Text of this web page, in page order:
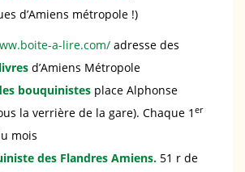
d’Amiens métropole !)
a-lire.com/ adresse des
d’Amiens Métropole
bouquinistes place Alphonse
la verrière de la gare). Chaque 1 er
mois
des Flandres Amiens. 51 r de